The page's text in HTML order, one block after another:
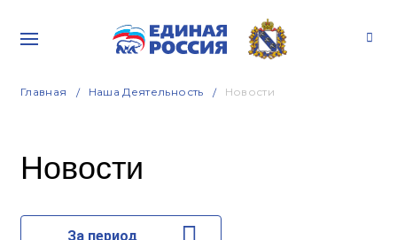
Главная Наша Деятельность Новости
Новости
За период